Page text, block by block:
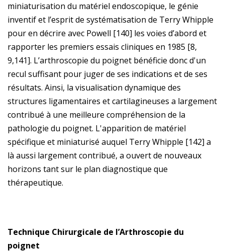
miniaturisation du matériel endoscopique, le génie
inventif et l’esprit de systématisation de Terry Whipple
pour en décrire avec Powell [140] les voies d’abord et
rapporter les premiers essais cliniques en 1985 [8,
9,141]. L’arthroscopie du poignet bénéficie donc d'un
recul suffisant pour juger de ses indications et de ses
résultats. Ainsi, la visualisation dynamique des
structures ligamentaires et cartilagineuses a largement
contribué à une meilleure compréhension de la
pathologie du poignet. L'apparition de matériel
spécifique et miniaturisé auquel Terry Whipple [142] a
là aussi largement contribué, a ouvert de nouveaux
horizons tant sur le plan diagnostique que
thérapeutique.
Technique Chirurgicale de l’Arthroscopie du
poignet